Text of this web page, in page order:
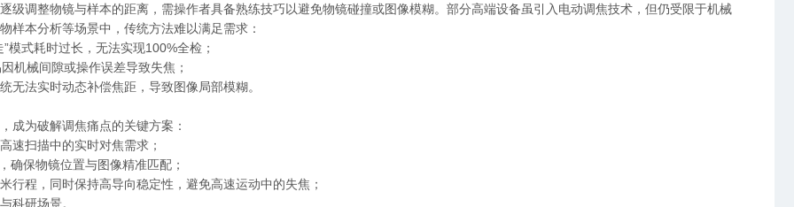
级调整物镜与样本的距离，需操作者具备熟练技巧以避免物镜碰撞或图像模糊。部分高端设备虽引入电动调焦技术，但仍受限于机械
样本分析等场景中，传统方法难以满足需求：
模式耗时过长，无法实现100%全检；
机械间隙或操作误差导致失焦；
无法实时动态补偿焦距，导致图像局部模糊。
成为破解调焦痛点的关键方案：
速扫描中的实时对焦需求；
确保物镜位置与图像精准匹配；
程，同时保持高导向稳定性，避免高速运动中的失焦；
科研场景。